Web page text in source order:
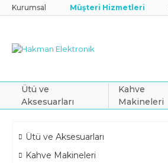
Kurumsal Müşteri Hizmetleri
Ütü ve
Aksesuarları
Kahve
Makineleri
Ütü ve Aksesuarları
Kahve Makineleri